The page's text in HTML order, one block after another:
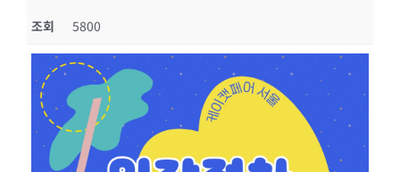
조회
5800